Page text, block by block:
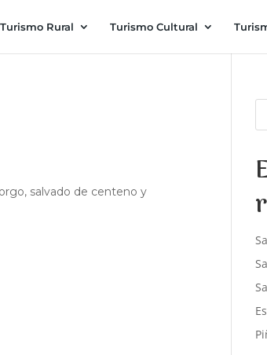
Turismo Rural Turismo Cultural
salvado de centeno y